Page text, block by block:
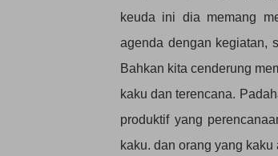
keuda ini dia memang
agenda dengan kegiatan,
Bahkan kita cenderung
kaku dan terencana.
produktif yang
kaku. dan orang yang